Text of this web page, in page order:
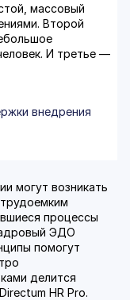
массовый
Второй
И третье —
внедрения
могут возникать
процессы
ЭДО
помогут
делится
HR Pro.